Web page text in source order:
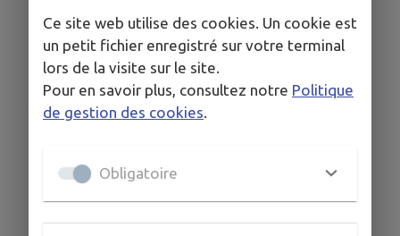
Ce site web utilise des cookies. Un cookie est
un petit fichier enregistré sur votre terminal
lors de la visite sur le site.
Pour en savoir plus, consultez notre Politique
de gestion des cookies
Obligatoire